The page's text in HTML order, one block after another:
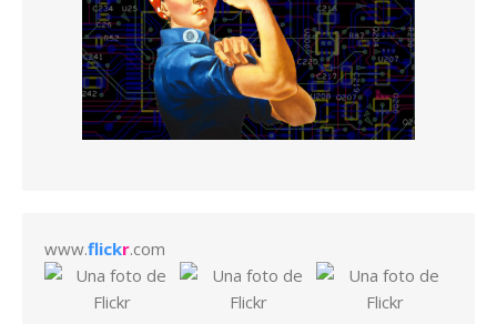
www.flickr.com